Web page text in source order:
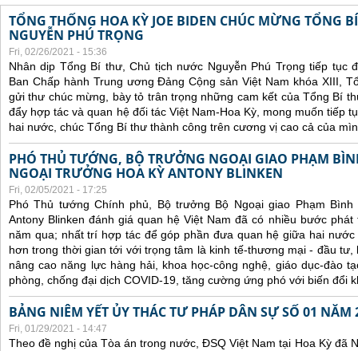
TỔNG THỐNG HOA KỲ JOE BIDEN CHÚC MỪNG TỔNG
NGUYỄN PHÚ TRỌNG
Fri, 02/26/2021 - 15:36
Nhân dịp Tổng Bí thư, Chủ tịch nước Nguyễn Phú Trọng tiếp tục
Ban Chấp hành Trung ương Đảng Cộng sản Việt Nam khóa XIII,
gửi thư chúc mừng, bày tỏ trân trọng những cam kết của Tổng Bí
đẩy hợp tác và quan hệ đối tác Việt Nam-Hoa Kỳ, mong muốn tiếp
hai nước, chúc Tổng Bí thư thành công trên cương vị cao cả của
PHÓ THỦ TƯỚNG, BỘ TRƯỞNG NGOẠI GIAO PHẠM
NGOẠI TRƯỞNG HOA KỲ ANTONY BLINKEN
Fri, 02/05/2021 - 17:25
Phó Thủ tướng Chính phủ, Bộ trưởng Bộ Ngoại giao Phạm
Antony Blinken đánh giá quan hệ Việt Nam đã có nhiều bước
năm qua; nhất trí hợp tác để góp phần đưa quan hệ giữa hai
hơn trong thời gian tới với trọng tâm là kinh tế-thương mại - đầu tư,
nâng cao năng lực hàng hải, khoa học-công nghệ, giáo dục-đào
phòng, chống đại dịch COVID-19, tăng cường ứng phó với biến đổi
BẢNG NIÊM YẾT ỦY THÁC TƯ PHÁP DÂN SỰ SỐ 01 NĂM
Fri, 01/29/2021 - 14:47
Theo đề nghị của Tòa án trong nước, ĐSQ Việt Nam tại Hoa Kỳ đã